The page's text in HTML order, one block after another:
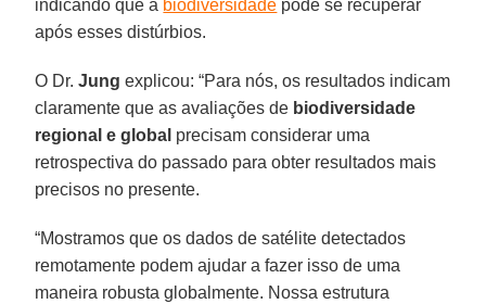
indicando que a biodiversidade pode se recuperar
após esses distúrbios.
O Dr.Jung explicou: “Para nós, os resultados indicam
claramente que as avaliações de biodiversidade
regional e global precisam considerar uma
retrospectiva do passado para obter resultados mais
precisos no presente.
“Mostramos que os dados de satélite detectados
remotamente podem ajudar a fazer isso de uma
maneira robusta globalmente. Nossa estrutura